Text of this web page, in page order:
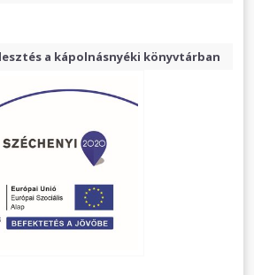
a kápolnásnyéki könyvtárban